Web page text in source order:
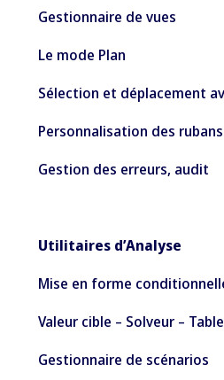
Gestionnaire de vues
Le mode Plan
Sélection et déplacement
Personnalisation des
Gestion des erreurs, audit
Utilitaires d’Analyse
Mise en forme
Valeur cible – Solveur –
Gestionnaire de scénarios